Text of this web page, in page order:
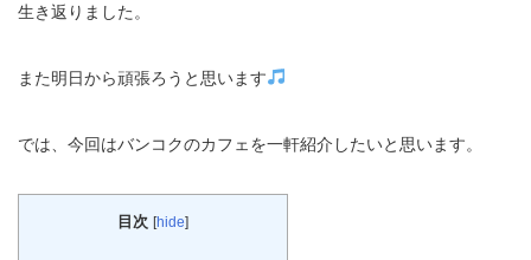
生き返りました。
また明日から頑張ろうと思います
では、今回はバンコクのカフェを一軒紹介したいと思います。
目次 [hide]